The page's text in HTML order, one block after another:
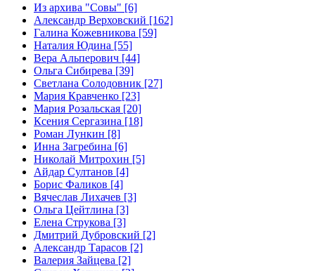
Из архива "Совы" [6]
Александр Верховский [162]
Галина Кожевникова [59]
Наталия Юдина [55]
Вера Альперович [44]
Ольга Сибирева [39]
Светлана Солодовник [27]
Мария Кравченко [23]
Мария Розальская [20]
Ксения Сергазина [18]
Роман Лункин [8]
Инна Загребина [6]
Николай Митрохин [5]
Айдар Султанов [4]
Борис Фаликов [4]
Вячеслав Лихачев [3]
Ольга Цейтлина [3]
Елена Струкова [3]
Дмитрий Дубровский [2]
Александр Тарасов [2]
Валерия Зайцева [2]